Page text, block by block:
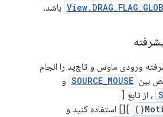
باشد.
ورودی ماوس و تاچ‌پد را انجام
بین SOURCE_MOUSE و
، از تابع [
][] استفاده کنید و